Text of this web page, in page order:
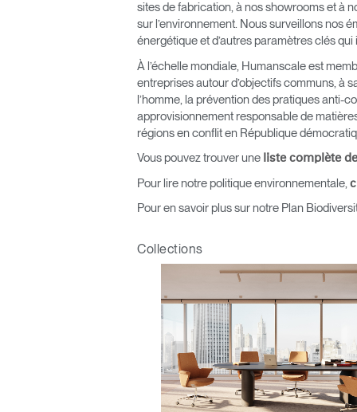
SIGN
Mot de
France
sites de fabrication, à nos showrooms et à
sur l’environnement. Nous surveillons nos
énergétique et d’autres paramètres clés
À l’échelle mondiale, Humanscale est
entreprises autour d’objectifs communs, à
l’homme, la prévention des pratiques anti-
approvisionnement responsable de
régions en conflit en République
Vous pouvez trouver une liste complète
Pour lire notre politique environnementale,
Pour en savoir plus sur notre Plan
Collections